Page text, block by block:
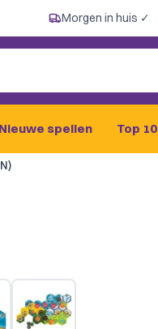
Morgen in huis ✓
Nieuwe spellen Top 10